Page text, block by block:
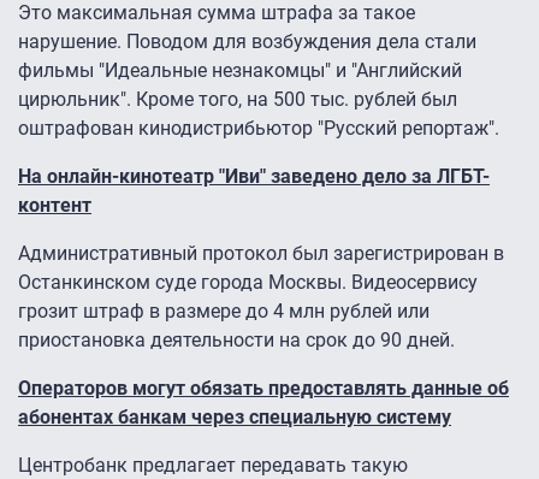
Это максимальная сумма штрафа за такое
нарушение. Поводом для возбуждения дела стали
фильмы "Идеальные незнакомцы" и "Английский
цирюльник". Кроме того, на 500 тыс. рублей был
оштрафован кинодистрибьютор "Русский репортаж".
На онлайн-кинотеатр "Иви" заведено дело за ЛГБТ-
контент
Административный протокол был зарегистрирован в
Останкинском суде города Москвы. Видеосервису
грозит штраф в размере до 4 млн рублей или
приостановка деятельности на срок до 90 дней.
Операторов могут обязать предоставлять данные об
абонентах банкам через специальную систему
Центробанк предлагает передавать такую